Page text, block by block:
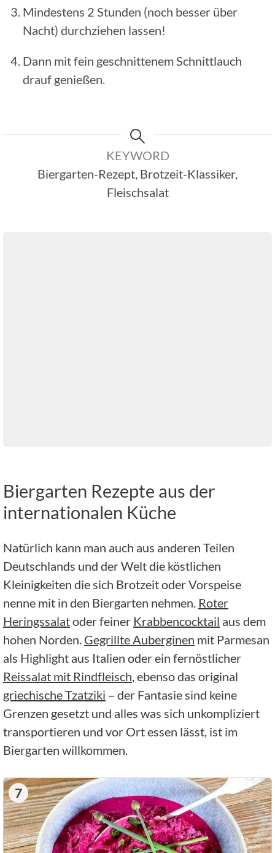
Mindestens 2 Stunden (noch besser über
Nacht) durchziehen lassen!
Dann mit fein geschnittenem Schnittlauch
drauf genießen.
KEYWORD
Biergarten-Rezept, Brotzeit-Klassiker,
Fleischsalat
Biergarten Rezepte aus der
internationalen Küche
Natürlich kann man auch aus anderen Teilen
Deutschlands und der Welt die köstlichen
Kleinigkeiten die sich Brotzeit oder Vorspeise
nenne mit in den Biergarten nehmen. Roter
Heringssalatoder feiner Krabbencocktail aus dem
hohen Norden. Gegrillte Auberginen mit Parmesan
als Highlight aus Italien oder ein fernöstlicher
Reissalat mit Rindfleisch , ebenso das original
griechische Tzatziki – der Fantasie sind keine
Grenzen gesetzt und alles was sich unkompliziert
transportieren und vor Ort essen lässt, ist im
Biergarten willkommen.
7